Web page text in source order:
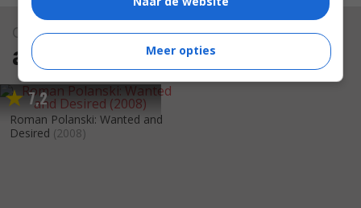
Overzicht
alle films
7,2
Roman Polanski: Wanted and
Desired (2008)
Meer opties